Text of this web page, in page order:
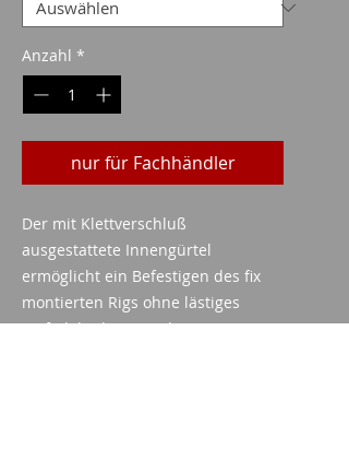
Anzahl *
nur für Fachhändler
Der mit Klettverschluß
ausgestattete Innengürtel
ermöglicht ein Befestigen des fix
montierten Rigs ohne lästiges
Einfädeln des Gürtels am Körper.